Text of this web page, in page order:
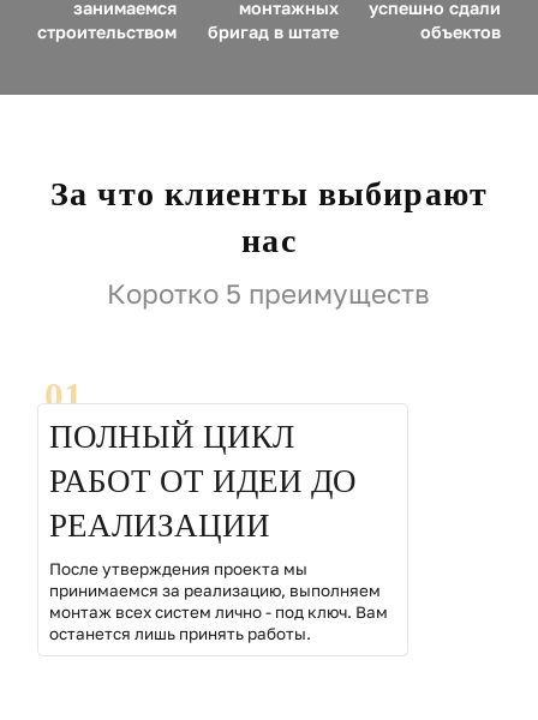
занимаемся
строительством
монтажных
бригад в штате
успешно сдали
объектов
За что клиенты выбирают
нас
Коротко 5 преимуществ
01
ПОЛНЫЙ ЦИКЛ
РАБОТ ОТ ИДЕИ ДО
РЕАЛИЗАЦИИ
После утверждения проекта мы
принимаемся за реализацию, выполняем
монтаж всех систем лично - под ключ. Вам
останется лишь принять работы.